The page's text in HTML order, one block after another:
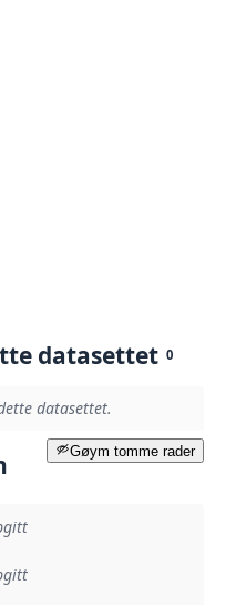
datasettet 0
datasettet.
Gøym tomme rader